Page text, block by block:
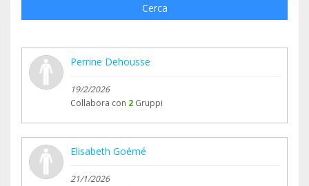
Cerca
Perrine Dehousse
19/2/2026
Collabora con 2 Gruppi
Elisabeth Goémé
21/1/2026